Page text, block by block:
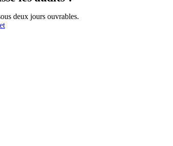
deux jours ouvrables.